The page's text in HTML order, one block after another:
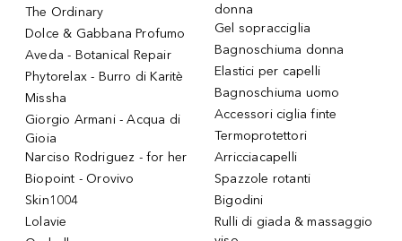
The Ordinary
Dolce & Gabbana Profumo
Aveda - Botanical Repair
Phytorelax - Burro di Karitè
Missha
Giorgio Armani - Acqua di
Gioia
Narciso Rodriguez - for her
Biopoint - Orovivo
Skin1004
Lolavie
donna
Gel sopracciglia
Bagnoschiuma donna
Elastici per capelli
Bagnoschiuma uomo
Accessori ciglia finte
Termoprotettori
Arricciacapelli
Spazzole rotanti
Bigodini
Rulli di giada & massaggio